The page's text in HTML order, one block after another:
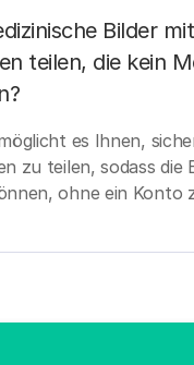
Bilder
teilen, die kein
es Ihnen,
zu teilen, sodass die
ohne ein Konto